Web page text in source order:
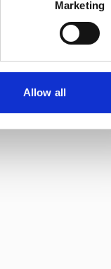
Marketing
Allow all